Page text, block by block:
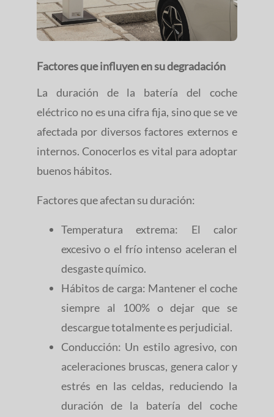
Factores que influyen en su degradación
La duración de la batería del coche
eléctrico no es una cifra fija, sino que se ve
afectada por diversos factores externos e
internos. Conocerlos es vital para adoptar
buenos hábitos.
Factores que afectan su duración:
Temperatura extrema: El calor
excesivo o el frío intenso aceleran el
desgaste químico.
Hábitos de carga: Mantener el coche
siempre al 100% o dejar que se
descargue totalmente es perjudicial.
Conducción: Un estilo agresivo, con
aceleraciones bruscas, genera calor y
estrés en las celdas, reduciendo la
duración de la batería del coche